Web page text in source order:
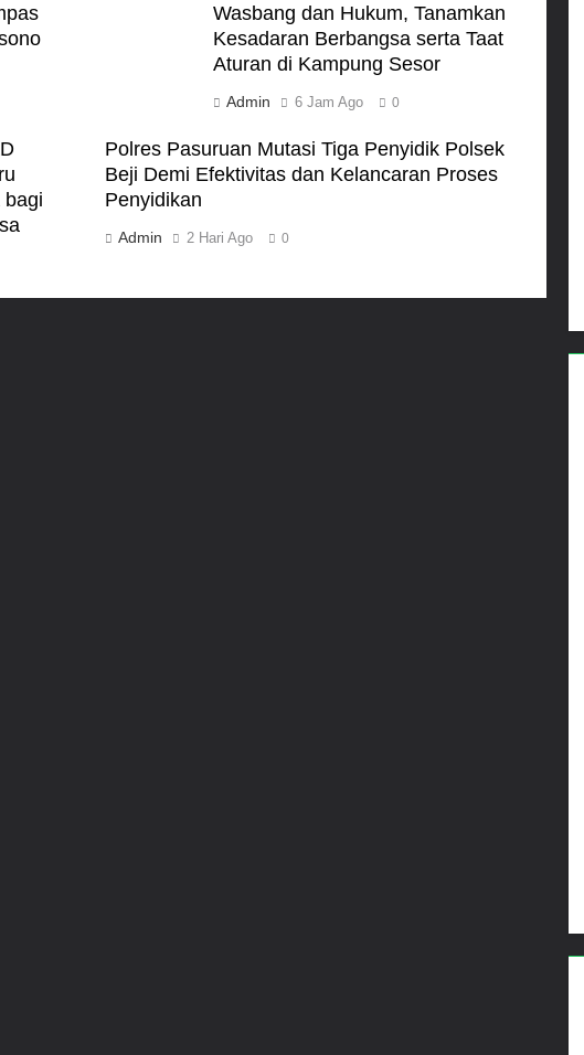
Wasbang dan Hukum, Tanamkan
Kesadaran Berbangsa serta Taat
Aturan di Kampung Sesor
Admin 6 Jam Ago 0
bagi
Polres Pasuruan Mutasi Tiga Penyidik Polsek
Beji Demi Efektivitas dan Kelancaran Proses
Penyidikan
Admin 2 Hari Ago 0